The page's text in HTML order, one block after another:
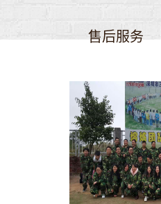
售后服务